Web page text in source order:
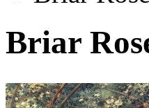
Briar